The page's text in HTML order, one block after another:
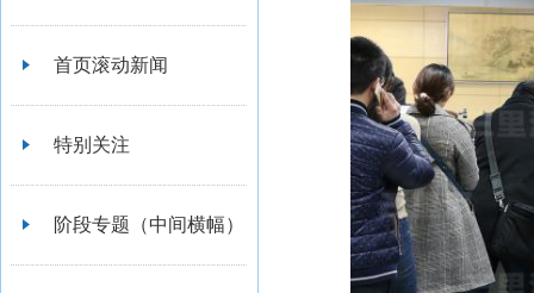
首页滚动新闻
特别关注
阶段专题（中间横幅）